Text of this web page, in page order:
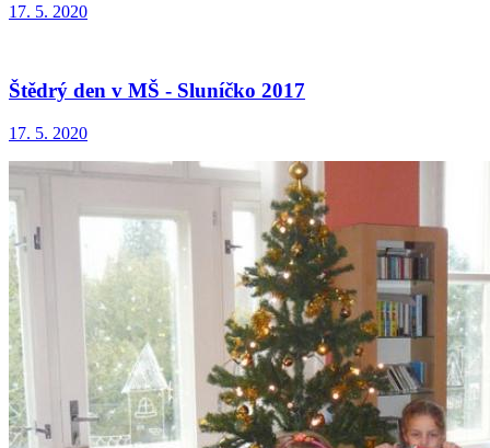
17. 5. 2020
Štědrý den v MŠ - Sluníčko 2017
17. 5. 2020